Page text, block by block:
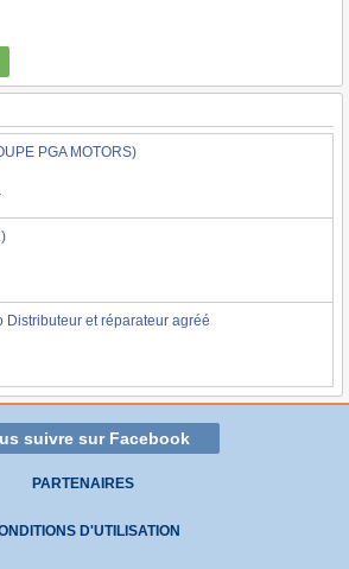
PGA MOTORS)
Distributeur et réparateur agréé
suivre sur Facebook
PARTENAIRES
D'UTILISATION